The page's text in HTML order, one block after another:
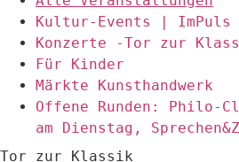
Kultur-Events | ImPuls
Konzerte -Tor zur
Für Kinder
Märkte Kunsthandwerk
Offene Runden: Philo-
am Dienstag,
Tor zur Klassik